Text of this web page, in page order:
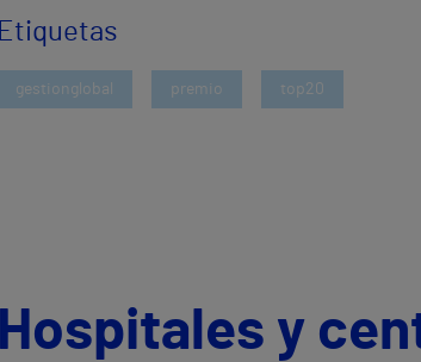
Etiquetas
gestionglobal premio top20
Hospitales y